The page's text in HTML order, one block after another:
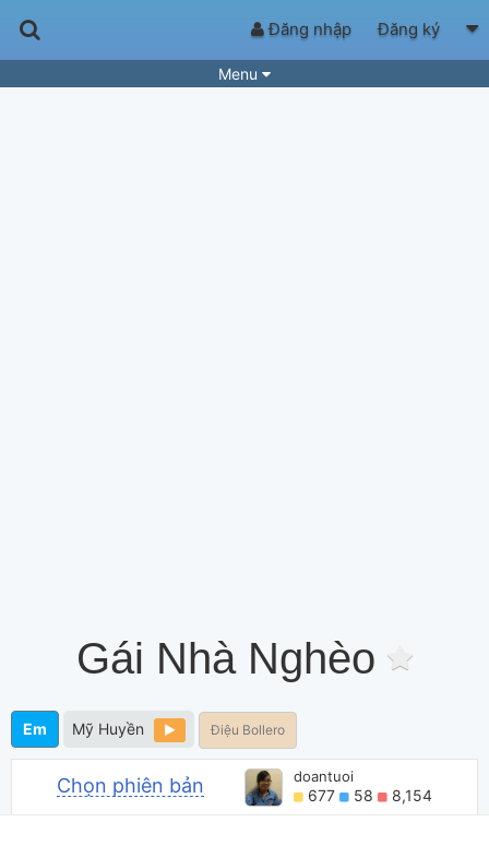
Đăng nhập Đăng ký
Menu
Gái Nhà Nghèo
Em Mỹ Huyền Điệu Bollero
Chọn phiên bản doantuoi
677 58 8,154